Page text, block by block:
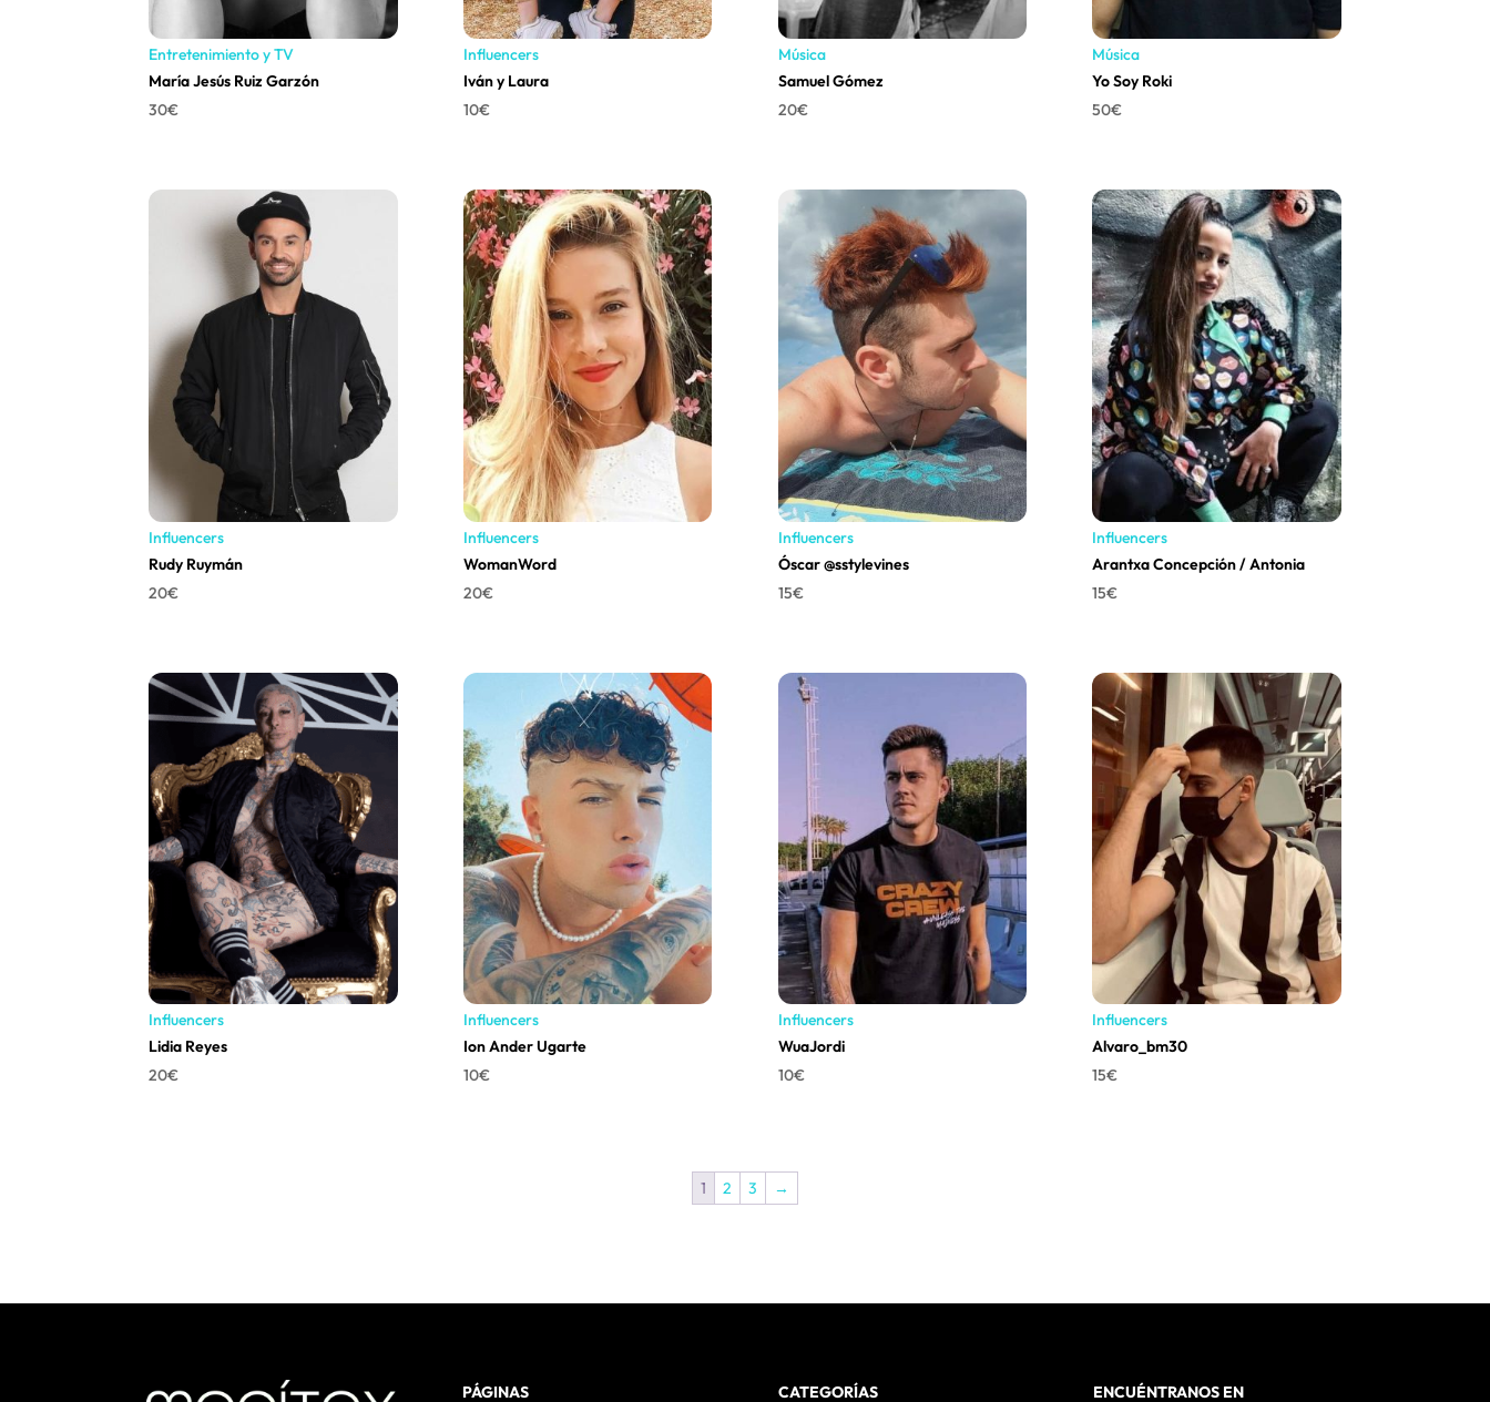
Entretenimiento y TV
María Jesús Ruiz Garzón
30€
Influencers
Iván y Laura
10€
Música
Samuel Gómez
20€
Música
Yo Soy Roki
50€
Influencers
Rudy Ruymán
20€
Influencers
WomanWord
20€
Influencers
Óscar @sstylevines
15€
Influencers
Arantxa Concepción / Antonia
15€
Influencers
Lidia Reyes
20€
Influencers
Ion Ander Ugarte
10€
Influencers
WuaJordi
10€
Influencers
Alvaro_bm30
15€
1 2 3 →
PÁGINAS CATEGORÍAS ENCUÉNTRANOS EN